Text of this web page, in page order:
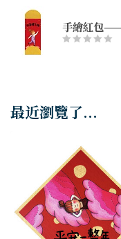
手繪紅包——
最近瀏覽了...